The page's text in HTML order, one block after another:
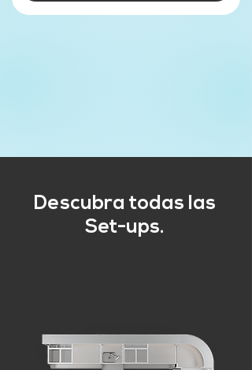
Descubra todas las
Set-ups.